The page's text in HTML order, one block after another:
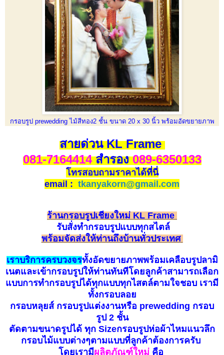
กรอบรูป prewedding ไม้สีทอง2 ชั้น ขนาด 20 x 30 นิ้ว พร้อมอัดขยายภาพ
สายด่วน KL Frame
081-7164414สำรอง089-6350133
โทรสอบถามราคาได้ที่นี่
email : tkanyakorn@gmail.com
ร้านกรอบรูปเชียงใหม่ KL Frame
รับสั่งทำกรอบรูปแบบทุกสไตล์
พร้อมจัดส่งให้ท่านถึงบ้านทั่วประเทศ
เราบริการครบวงจรทั้งอัดขยายภาพพร้อมเคลือบรูปลามิ
เนตและเข้ากรอบรูปให้ท่านทันทีโดยลูกค้าสามารถเลือก
แบบการทำกรอบรูปได้ทุกแบบทุกไสตล์ตามใจชอบ เรามี
ทั้งกรอบลอย
กรอบหลุยส์ กรอบรูปแต่งงานหรือ prewedding กรอบ
รูป 2 ชั้น
ตัดตามขนาดรูปได้ ทุก Sizeกรอบรูปห่อผ้าไหมแนวลึก
กรอบไม้แบบต่างๆตามแบบที่ลูกค้าต้องการครับ
โดยเรามีผลิตภัณฑ์ใหม่คือ